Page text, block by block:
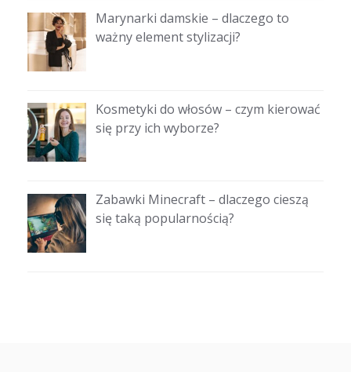
Marynarki damskie – dlaczego to
ważny element stylizacji?
Kosmetyki do włosów – czym kierować
się przy ich wyborze?
Zabawki Minecraft – dlaczego cieszą
się taką popularnością?